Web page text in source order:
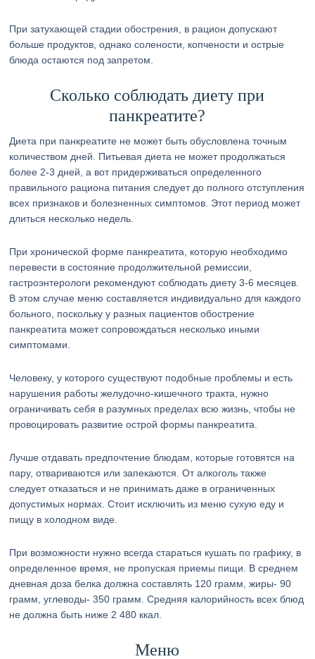
При затухающей стадии обострения, в рацион допускают
больше продуктов, однако солености, копчености и острые
блюда остаются под запретом.
Сколько соблюдать диету при
панкреатите?
Диета при панкреатите не может быть обусловлена точным
количеством дней. Питьевая диета не может продолжаться
более 2-3 дней, а вот придерживаться определенного
правильного рациона питания следует до полного отступления
всех признаков и болезненных симптомов. Этот период может
длиться несколько недель.
При хронической форме панкреатита, которую необходимо
перевести в состояние продолжительной ремиссии,
гастроэнтерологи рекомендуют соблюдать диету 3-6 месяцев.
В этом случае меню составляется индивидуально для каждого
больного, поскольку у разных пациентов обострение
панкреатита может сопровождаться несколько иными
симптомами.
Человеку, у которого существуют подобные проблемы и есть
нарушения работы желудочно-кишечного тракта, нужно
ограничивать себя в разумных пределах всю жизнь, чтобы не
провоцировать развитие острой формы панкреатита.
Лучше отдавать предпочтение блюдам, которые готовятся на
пару, отвариваются или запекаются. От алкоголь также
следует отказаться и не принимать даже в ограниченных
допустимых нормах. Стоит исключить из меню сухую еду и
пищу в холодном виде.
При возможности нужно всегда стараться кушать по графику, в
определенное время, не пропуская приемы пищи. В среднем
дневная доза белка должна составлять 120 грамм, жиры- 90
грамм, углеводы- 350 грамм. Средняя калорийность всех блюд
не должна быть ниже 2 480 ккал.
Меню